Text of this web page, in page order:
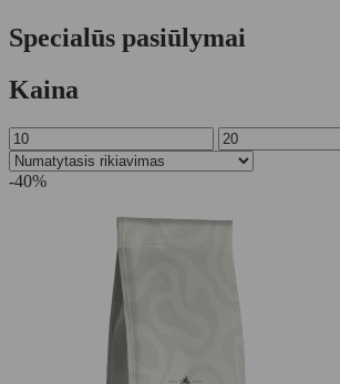
Specialūs pasiūlymai
Kaina
-40%